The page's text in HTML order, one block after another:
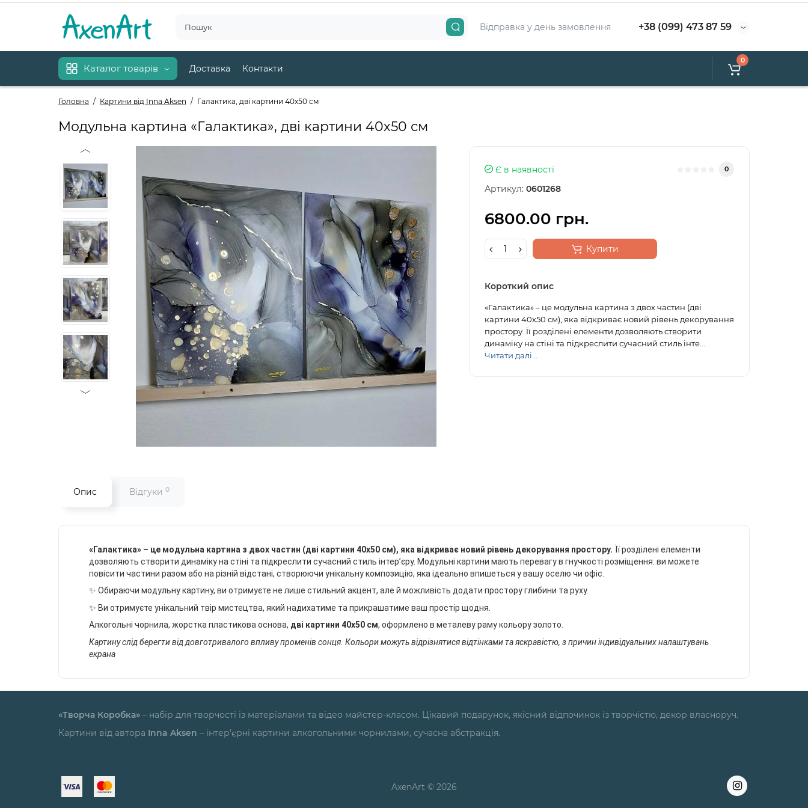
Відправка у день замовлення +38 (099) 473 87 59
Каталог товарів Доставка Контакти
0
Головна Картини від Inna Aksen Галактика, дві картини 40х50 см
Модульна картина «Галактика», дві картини 40х50 см
Є в наявності 0
Артикул: 0601268
6800.00 грн.
Купити
Короткий опис
«Галактика» – це модульна картина з двох частин (дві
картини 40х50 см), яка відкриває новий рівень декорування
простору. Її розділені елементи дозволяють створити
динаміку на стіні та підкреслити сучасний стиль інте...
Читати далі...
Опис Відгуки 0
«Галактика» – це модульна картина з двох частин (дві картини 40х50 см), яка відкриває новий рівень декорування простору. Її розділені елементи
дозволяють створити динаміку на стіні та підкреслити сучасний стиль інтер’єру. Модульні картини мають перевагу в гнучкості розміщення: ви можете
повісити частини разом або на різній відстані, створюючи унікальну композицію, яка ідеально впишеться у вашу оселю чи офіс.
✨ Обираючи модульну картину, ви отримуєте не лише стильний акцент, але й можливість додати простору глибини та руху.
✨ Ви отримуєте унікальний твір мистецтва, який надихатиме та прикрашатиме ваш простір щодня.
Алкогольні чорнила, жорстка пластикова основа, дві картини 40х50 см, оформлено в металеву раму кольору золото.
Картину слід берегти від довготривалого впливу променів сонця. Кольори можуть відрізнятися відтінками та яскравістю, з причин індивідуальних налаштувань
екрана
«Творча Коробка» – набір для творчості із матеріалами та відео майстер-класом. Цікавий подарунок, якісний відпочинок із творчістю, декор власноруч.
Картини від автора Inna Aksen – інтер'єрні картини алкогольними чорнилами, сучасна абстракція.
AxenArt © 2026